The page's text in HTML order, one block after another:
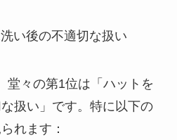
い後の不適切な扱い
堂々の第1位は「ハットを
扱い」です。特に以下の
れます：